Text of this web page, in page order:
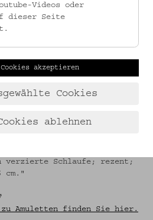
Schloß Kittsee (Hg.): Das
österreichischen
(= Kittseer Schriften zur
/ Amulette publiziert
4.468 - EMK 4.471
goldfarben/rot,
weiß gewebter Stoff
genäht, oben je eine
verzierte Schlaufe; rezent;
cm."
Amuletten finden Sie hier.
Videos oder
dieser Seite
akzeptieren
Cookies
ablehnen